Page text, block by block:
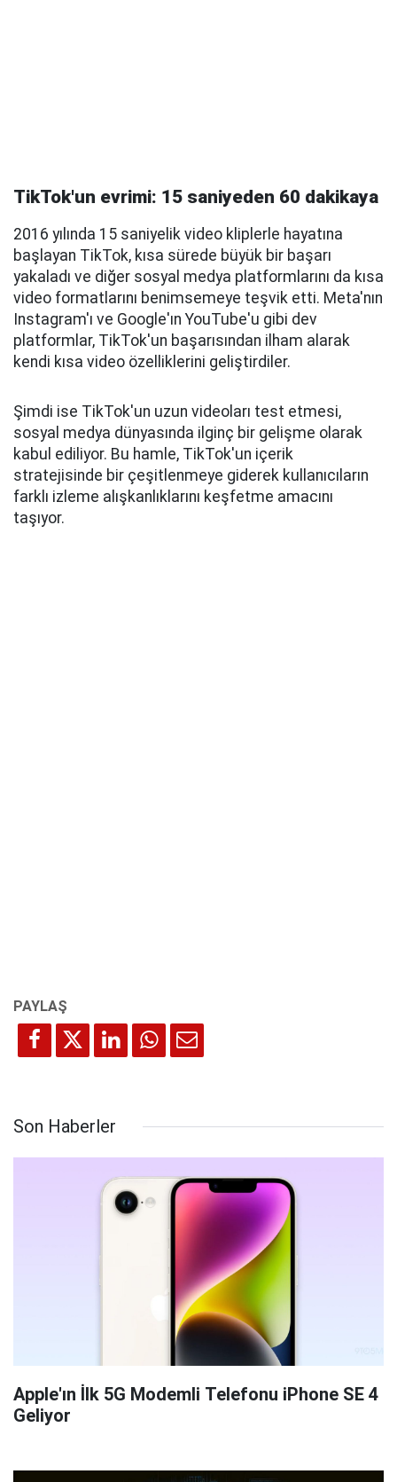
TikTok'un evrimi: 15 saniyeden 60 dakikaya
2016 yılında 15 saniyelik video kliplerle hayatına
başlayan TikTok, kısa sürede büyük bir başarı
yakaladı ve diğer sosyal medya platformlarını da kısa
video formatlarını benimsemeye teşvik etti. Meta'nın
Instagram'ı ve Google'ın YouTube'u gibi dev
platformlar, TikTok'un başarısından ilham alarak
kendi kısa video özelliklerini geliştirdiler.
Şimdi ise TikTok'un uzun videoları test etmesi,
sosyal medya dünyasında ilginç bir gelişme olarak
kabul ediliyor. Bu hamle, TikTok'un içerik
stratejisinde bir çeşitlenmeye giderek kullanıcıların
farklı izleme alışkanlıklarını keşfetme amacını
taşıyor.
Son Haberler
Apple'ın İlk 5G Modemli Telefonu iPhone SE 4
Geliyor